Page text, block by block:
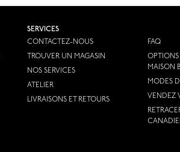
SERVICES
CONTACTEZ-NOUS
TROUVER UN MAGASIN
NOS SERVICES
ATELIER
LIVRAISONS ET RETOURS
FAQ
MAISON
MODES
VENDEZ